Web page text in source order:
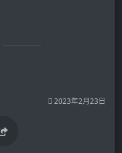
2023年2月23日